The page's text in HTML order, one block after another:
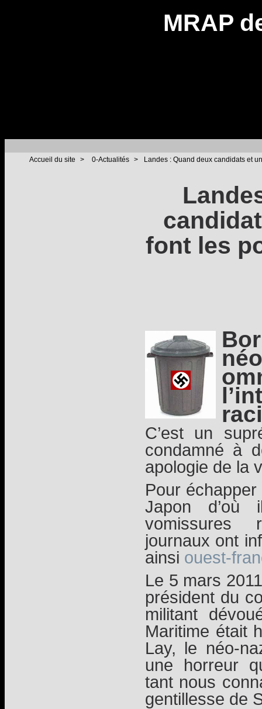
MRAP
Accueil du site > 0-Actualités > Landes : Quand deux candidats et
font les
C’est un
condamné à
apologie de la
Pour
Japon d’où
vomissures
journaux ont
ainsi ouest-
Le 5 mars
président du
militant
Maritime était
Lay, le néo-
une horreur
tant nous
gentillesse de